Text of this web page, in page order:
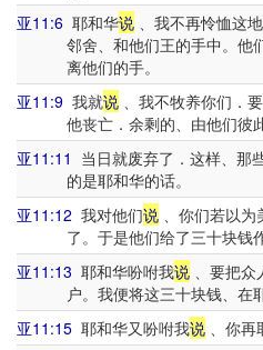
亚11:6 耶和华说 、我不再怜恤这
邻舍、和他们王的手中。他
离他们的手。
亚11:9 我就说 、我不牧养你们．
他丧亡．余剩的、由他们彼
亚11:11 当日就废弃了．这样、那
的是耶和华的话。
亚11:12 我对他们说 、你们若以为
了。于是他们给了三十块钱
亚11:13 耶和华吩咐我说 、要把众
户。我便将这三十块钱、在
亚11:15 耶和华又吩咐我说 、你再